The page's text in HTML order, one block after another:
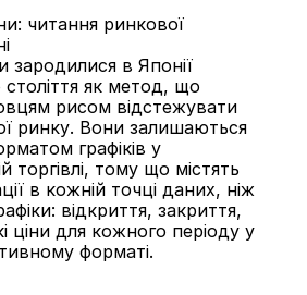
читання ринкової
зародилися в Японії
століття як метод, що
рисом відстежувати
ринку. Вони залишаються
графіків у
торгівлі, тому що містять
в кожній точці даних, ніж
відкриття, закриття,
ціни для кожного періоду у
форматі.